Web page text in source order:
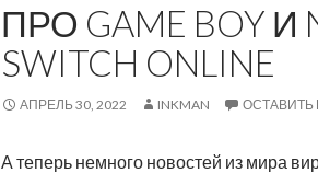
ПРО GAME BOY И
SWITCH ONLINE
АПРЕЛЬ 30, 2022 INKMAN
А теперь немного новостей из мира